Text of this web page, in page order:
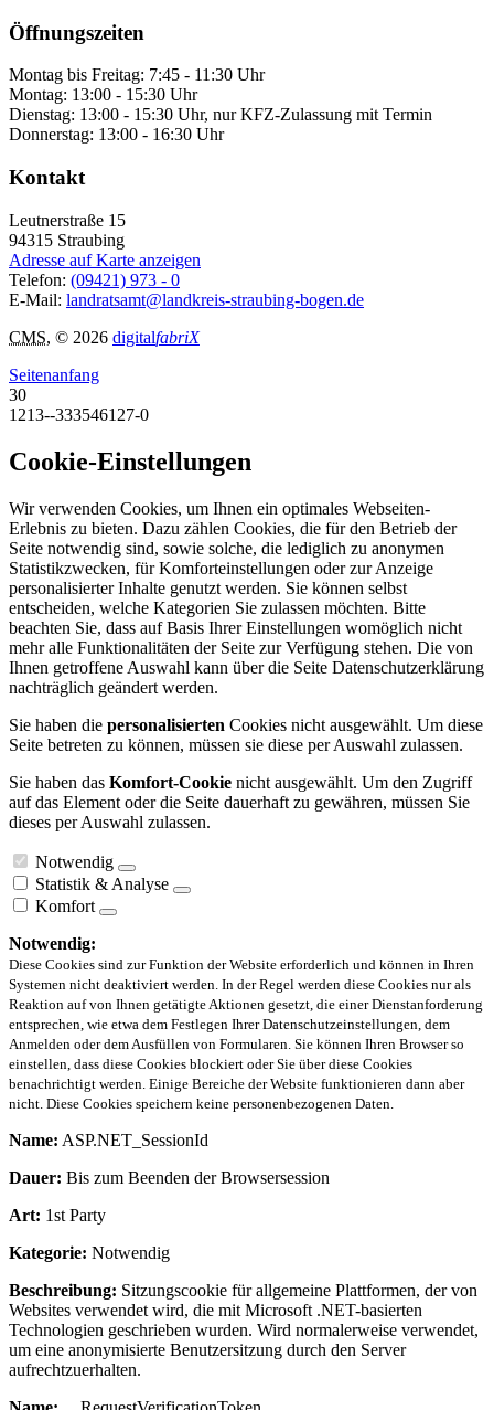
Öffnungszeiten
Montag bis Freitag: 7:45 - 11:30 Uhr
Montag: 13:00 - 15:30 Uhr
Dienstag: 13:00 - 15:30 Uhr, nur KFZ-Zulassung mit Termin
Donnerstag: 13:00 - 16:30 Uhr
Kontakt
Leutnerstraße 15
94315 Straubing
Adresse auf Karte anzeigen
Telefon: (09421) 973 - 0
E-Mail: landratsamt@landkreis-straubing-bogen.de
CMS, © 2026 digitalfabriX
Seitenanfang
30
1213--333546127-0
Cookie-Einstellungen
Wir verwenden Cookies, um Ihnen ein optimales Webseiten-
Erlebnis zu bieten. Dazu zählen Cookies, die für den Betrieb der
Seite notwendig sind, sowie solche, die lediglich zu anonymen
Statistikzwecken, für Komforteinstellungen oder zur Anzeige
personalisierter Inhalte genutzt werden. Sie können selbst
entscheiden, welche Kategorien Sie zulassen möchten. Bitte
beachten Sie, dass auf Basis Ihrer Einstellungen womöglich nicht
mehr alle Funktionalitäten der Seite zur Verfügung stehen. Die von
Ihnen getroffene Auswahl kann über die Seite Datenschutzerklärung
nachträglich geändert werden.
Sie haben die personalisierten Cookies nicht ausgewählt. Um diese
Seite betreten zu können, müssen sie diese per Auswahl zulassen.
Sie haben das Komfort-Cookie nicht ausgewählt. Um den Zugriff
auf das Element oder die Seite dauerhaft zu gewähren, müssen Sie
dieses per Auswahl zulassen.
Notwendig
Statistik & Analyse
Komfort
Notwendig:
Diese Cookies sind zur Funktion der Website erforderlich und können in Ihren
Systemen nicht deaktiviert werden. In der Regel werden diese Cookies nur als
Reaktion auf von Ihnen getätigte Aktionen gesetzt, die einer Dienstanforderung
entsprechen, wie etwa dem Festlegen Ihrer Datenschutzeinstellungen, dem
Anmelden oder dem Ausfüllen von Formularen. Sie können Ihren Browser so
einstellen, dass diese Cookies blockiert oder Sie über diese Cookies
benachrichtigt werden. Einige Bereiche der Website funktionieren dann aber
nicht. Diese Cookies speichern keine personenbezogenen Daten.
Name: ASP.NET_SessionId
Dauer: Bis zum Beenden der Browsersession
Art: 1st Party
Kategorie: Notwendig
Beschreibung: Sitzungscookie für allgemeine Plattformen, der von
Websites verwendet wird, die mit Microsoft .NET-basierten
Technologien geschrieben wurden. Wird normalerweise verwendet,
um eine anonymisierte Benutzersitzung durch den Server
aufrechtzuerhalten.